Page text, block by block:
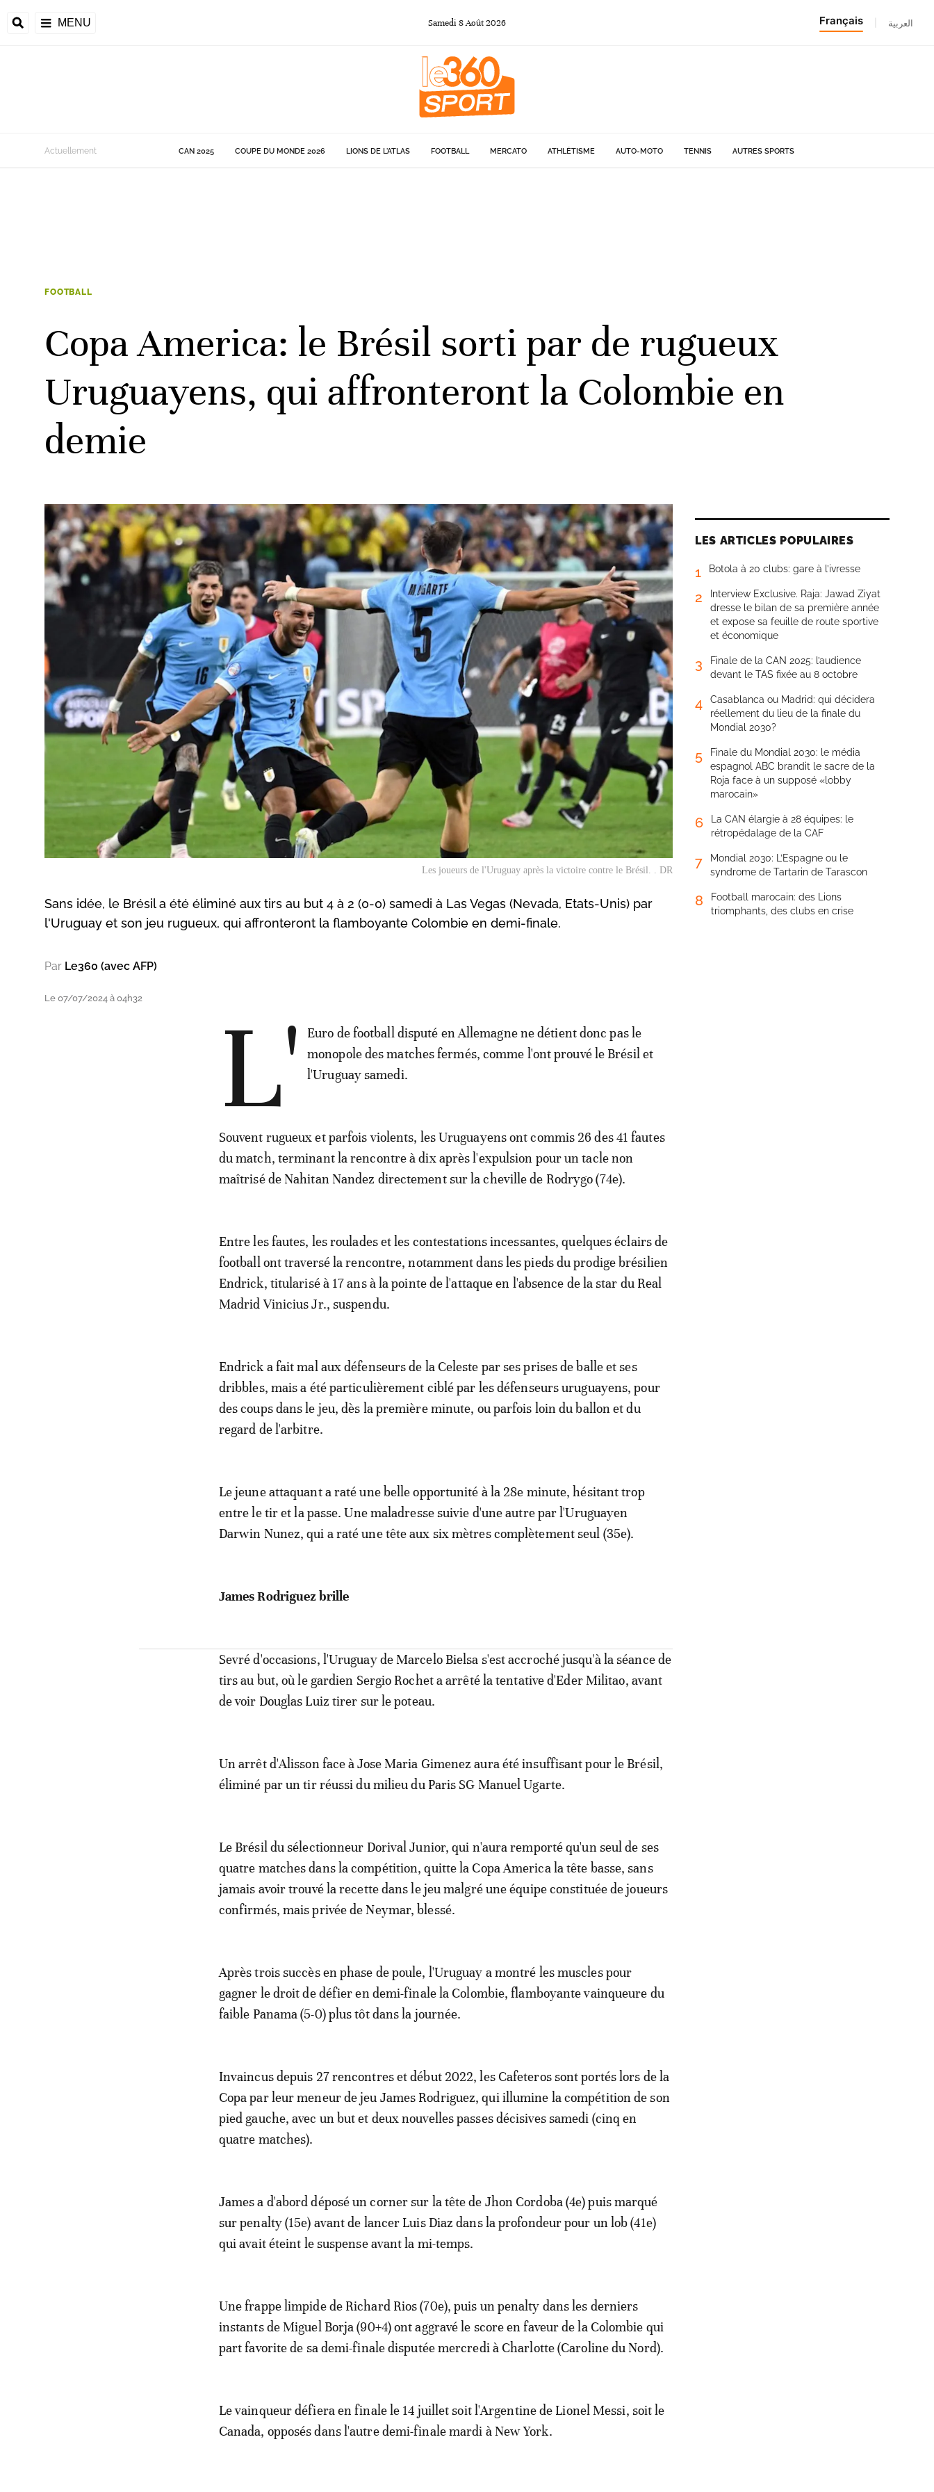
MENU Samedi 8Août2026 Français العربية
de la CAF
Actuellement CAN 2025 COUPE DU MONDE 2026 LIONS DE L'ATLAS FOOTBALL MERCATO ATHLÉTISME AUTO-MOTO TENNIS AUTRES SPORTS
FOOTBALL
Copa America: le Brésil sorti par de rugueux
Uruguayens, qui affronteront la Colombie en
demie
Les joueurs de l'Uruguay après la victoire contre le Brésil. . DR
Sans idée, le Brésil a été éliminé aux tirs au but 4 à 2 (0-0) samedi à Las Vegas (Nevada, Etats-Unis) par
l'Uruguay et son jeu rugueux, qui affronteront la flamboyante Colombie en demi-finale.
Par Le360 (avec AFP)
Le 07/07/2024 à 04h32 L'
Euro de football disputé en Allemagne ne détient donc pas le
monopole des matches fermés, comme l'ont prouvé le Brésil et
l'Uruguay samedi.
Souvent rugueux et parfois violents, les Uruguayens ont commis 26 des 41 fautes
du match, terminant la rencontre à dix après l'expulsion pour un tacle non
maîtrisé de Nahitan Nandez directement sur la cheville de Rodrygo (74e).
Entre les fautes, les roulades et les contestations incessantes, quelques éclairs de
football ont traversé la rencontre, notamment dans les pieds du prodige brésilien
Endrick, titularisé à 17 ans à la pointe de l'attaque en l'absence de la star du Real
Madrid Vinicius Jr., suspendu.
Endrick a fait mal aux défenseurs de la Celeste par ses prises de balle et ses
dribbles, mais a été particulièrement ciblé par les défenseurs uruguayens, pour
des coups dans le jeu, dès la première minute, ou parfois loin du ballon et du
regard de l'arbitre.
Le jeune attaquant a raté une belle opportunité à la 28e minute, hésitant trop
entre le tir et la passe. Une maladresse suivie d'une autre par l'Uruguayen
Darwin Nunez, qui a raté une tête aux six mètres complètement seul (35e).
James Rodriguez brille
Sevré d'occasions, l'Uruguay de Marcelo Bielsa s'est accroché jusqu'à la séance de
tirs au but, où le gardien Sergio Rochet a arrêté la tentative d'Eder Militao, avant
de voir Douglas Luiz tirer sur le poteau.
Un arrêt d'Alisson face à Jose Maria Gimenez aura été insuffisant pour le Brésil,
éliminé par un tir réussi du milieu du Paris SG Manuel Ugarte.
Le Brésil du sélectionneur Dorival Junior, qui n'aura remporté qu'un seul de ses
quatre matches dans la compétition, quitte la Copa America la tête basse, sans
jamais avoir trouvé la recette dans le jeu malgré une équipe constituée de joueurs
confirmés, mais privée de Neymar, blessé.
Après trois succès en phase de poule, l'Uruguay a montré les muscles pour
gagner le droit de défier en demi-finale la Colombie, flamboyante vainqueure du
faible Panama (5-0) plus tôt dans la journée.
Invaincus depuis 27 rencontres et début 2022, les Cafeteros sont portés lors de la
Copa par leur meneur de jeu James Rodriguez, qui illumine la compétition de son
pied gauche, avec un but et deux nouvelles passes décisives samedi (cinq en
quatre matches).
James a d'abord déposé un corner sur la tête de Jhon Cordoba (4e) puis marqué
sur penalty (15e) avant de lancer Luis Diaz dans la profondeur pour un lob (41e)
qui avait éteint le suspense avant la mi-temps.
Une frappe limpide de Richard Rios (70e), puis un penalty dans les derniers
instants de Miguel Borja (90+4) ont aggravé le score en faveur de la Colombie qui
part favorite de sa demi-finale disputée mercredi à Charlotte (Caroline du Nord).
Le vainqueur défiera en finale le 14 juillet soit l'Argentine de Lionel Messi, soit le
Canada, opposés dans l'autre demi-finale mardi à New York.
LES ARTICLES POPULAIRES
1 Botola à 20 clubs: gare à l’ivresse
2
Interview Exclusive. Raja: Jawad Ziyat
dresse le bilan de sa première année
et expose sa feuille de route sportive
et économique
3
Finale de la CAN 2025: l’audience
devant le TAS fixée au 8 octobre
4
Casablanca ou Madrid: qui décidera
réellement du lieu de la finale du
Mondial 2030?
5
Finale du Mondial 2030: le média
espagnol ABC brandit le sacre de la
Roja face à un supposé «lobby
marocain»
6
La CAN élargie à 28 équipes: le
rétropédalage de la CAF
7
Mondial 2030: L’Espagne ou le
syndrome de Tartarin de Tarascon
8
Football marocain: des Lions
triomphants, des clubs en crise